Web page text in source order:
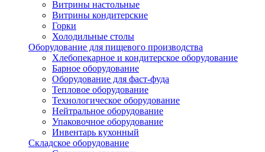
Витрины настольные
Витрины кондитерские
Горки
Холодильные столы
Оборудование для пищевого производства
Хлебопекарное и кондитерское оборудование
Барное оборудование
Оборудование для фаст-фуда
Тепловое оборудование
Технологическое оборудование
Нейтральное оборудование
Упаковочное оборудование
Инвентарь кухонный
Складское оборудование